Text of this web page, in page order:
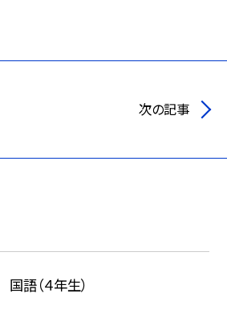
次の記事
国語（４年生）